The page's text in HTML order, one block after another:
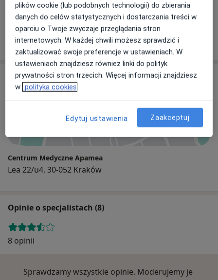
lek. Konrad Jabłoński
Internista
5 opinii
Adres
Powiększ mapę
Centrum Medyczne Apamea
Lea 22/u4, 30-052 Kraków
Opinie o specjalistach (8)
8 opinii
Sprawdzamy wszystkie opinie. Moderujemy je
plików cookie (lub podobnych technologii) do zbierania
danych do celów statystycznych i dostarczania treści w
oparciu o Twoje zwyczaje przeglądania stron
internetowych. W każdej chwili możesz sprawdzić i
zaktualizować swoje preferencje w ustawieniach. W
ustawieniach znajdziesz również linki do polityk
prywatności stron trzecich. Więcej informacji znajdziesz
w polityka cookies
Edytuj ustawienia Zaakceptuj